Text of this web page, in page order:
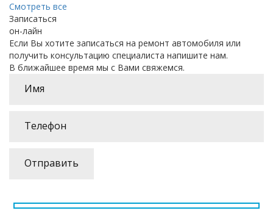
Смотреть все
Записаться
он-лайн
Если Вы хотите записаться на ремонт автомобиля или
получить консультацию специалиста напишите нам.
В ближайшее время мы с Вами свяжемся.